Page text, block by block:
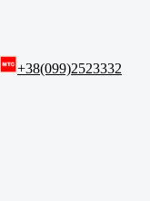
+38(099)2523332